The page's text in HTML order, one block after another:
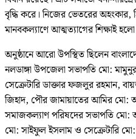
বৃদ্ধি করে। নিজের ভেতরের
মানবকল্যাণে আত্মত্যাগের শিক্ষাই
অনুষ্ঠানে আরো উপস্থিত ছিলেন
নলডাঙ্গা উপজেলা সভাপতি মো:
সেক্রেটারি ডাক্তার ফজলুর রহমান,
জিহাদ, পৌর জামায়াতের আমির মো:
সমাজকল্যাণ পরিষদের সভাপতি মো:
মো: সাইফুল ইসলাম ও সেক্রেটারি